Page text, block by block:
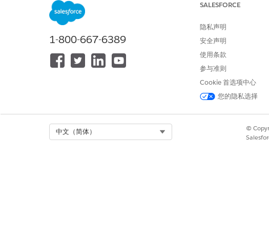
创建并保存数据处理引擎：
要使用数据处理引擎，Analytics Cloud
打开复制护理福利验证请求定义。
另存为。
保留默认名称和 API 名称，然后保存您的工
1-800-667-6389
SALESFORCE
隐私声明
安全声明
使用条款
参与准则
Cookie 首选项中心
您的隐私选择
中文（简体）
©